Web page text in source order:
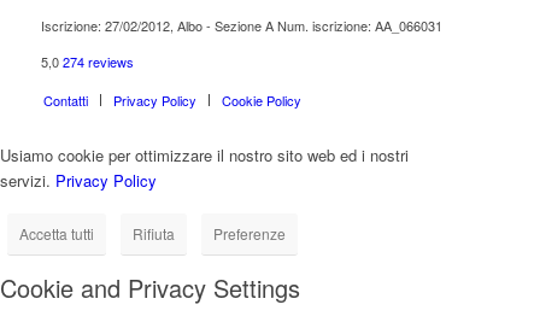
Iscrizione: 27/02/2012, Albo - Sezione A Num. iscrizione: AA_066031
5,0 274 reviews
Contatti
Privacy Policy Cookie Policy
Usiamo cookie per ottimizzare il nostro sito web ed i nostri
servizi. Privacy Policy
Accetta tutti Rifiuta Preferenze
Cookie and Privacy Settings